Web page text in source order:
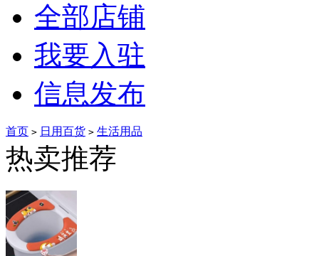
全部店铺
我要入驻
信息发布
首页 > 日用百货 > 生活用品
热卖推荐